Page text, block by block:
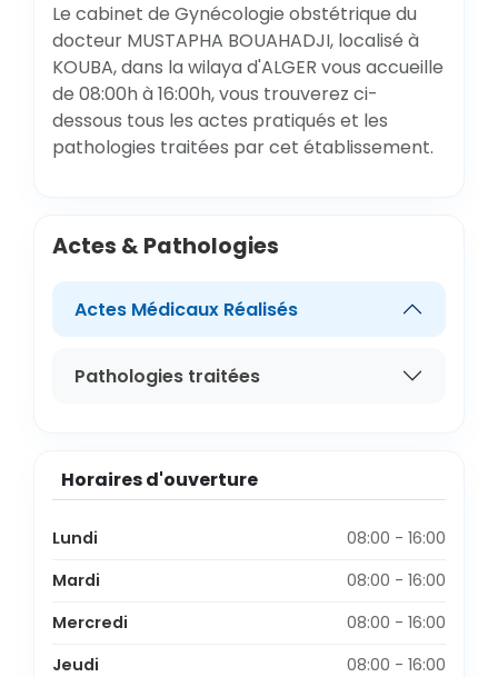
Le cabinet de Gynécologie obstétrique du
docteur MUSTAPHA BOUAHADJI, localisé à
KOUBA, dans la wilaya d'ALGER vous accueille
de 08:00h à 16:00h, vous trouverez ci-
dessous tous les actes pratiqués et les
pathologies traitées par cet établissement.
Actes & Pathologies
Actes Médicaux Réalisés
Pathologies traitées
Horaires d'ouverture
Lundi
08:00 - 16:00
Mardi
08:00 - 16:00
Mercredi
08:00 - 16:00
Jeudi
08:00 - 16:00